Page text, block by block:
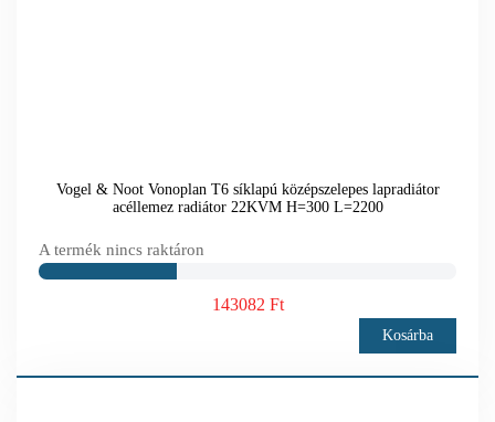
Vogel & Noot Vonoplan T6 síklapú középszelepes lapradiátor
acéllemez radiátor 22KVM H=300 L=2200
A termék nincs raktáron
143082 Ft
Kosárba